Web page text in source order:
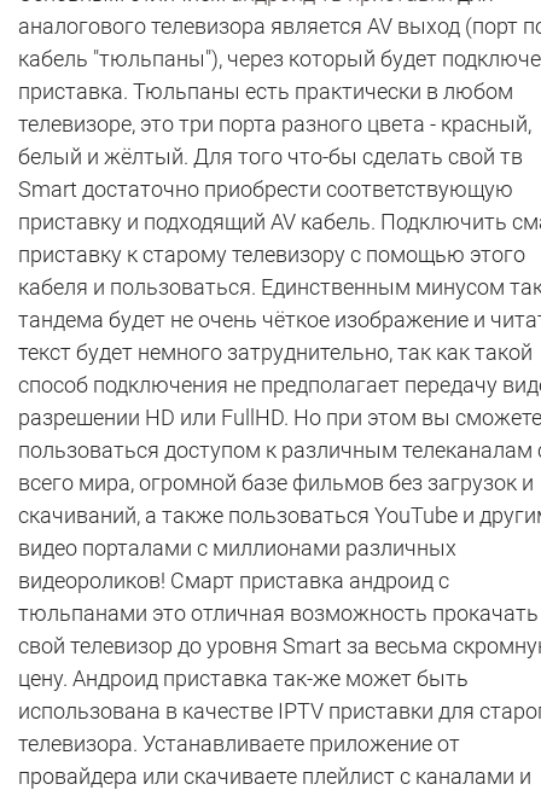
аналогового телевизора является AV выход (порт
кабель "тюльпаны"), через который будет
приставка. Тюльпаны есть практически в любом
телевизоре, это три порта разного цвета - красный,
белый и жёлтый. Для того что-бы сделать свой тв
Smart достаточно приобрести соответствующую
приставку и подходящий AV кабель. Подключить
приставку к старому телевизору с помощью этого
кабеля и пользоваться. Единственным минусом
тандема будет не очень чёткое изображение и
текст будет немного затруднительно, так как такой
способ подключения не предполагает передачу
разрешении HD или FullHD. Но при этом вы сможете
пользоваться доступом к различным телеканалам
всего мира, огромной базе фильмов без загрузок и
скачиваний, а также пользоваться YouTube и
видео порталами с миллионами различных
видеороликов! Смарт приставка андроид с
тюльпанами это отличная возможность прокачать
свой телевизор до уровня Smart за весьма
цену. Андроид приставка так-же может быть
использована в качестве IPTV приставки для
телевизора. Устанавливаете приложение от
провайдера или скачиваете плейлист с каналами и